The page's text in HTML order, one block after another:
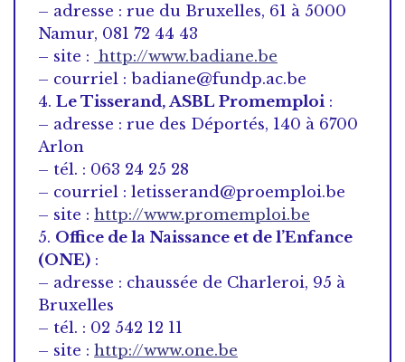
– adresse : rue du Bruxelles, 61 à 5000
Namur, 081 72 44 43
– site : http://www.badiane.be
– courriel : badiane@fundp.ac.be
4. Le Tisserand, ASBL Promemploi:
– adresse : rue des Déportés, 140 à 6700
Arlon
– tél. : 063 24 25 28
– courriel : letisserand@proemploi.be
– site : http://www.promemploi.be
5. Office de la Naissance et de l’Enfance
(ONE) :
– adresse : chaussée de Charleroi, 95 à
Bruxelles
– tél. : 02 542 12 11
– site : http://www.one.be